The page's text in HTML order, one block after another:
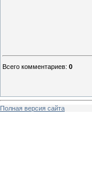
Всего комментариев: 0
Полная версия сайта